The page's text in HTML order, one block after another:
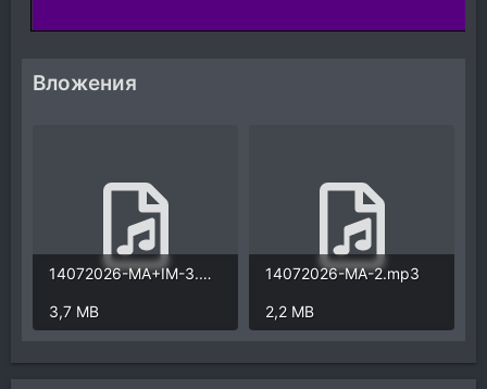
Вложения
14072026-MA+IM-3.mp3
3,7 MB
14072026-MA-2.mp3
2,2 MB